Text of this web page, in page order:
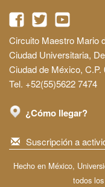
Circuito Maestro Mario
Ciudad Universitaria,
Ciudad de México, C.P.
Tel. +52(55)5622 7474
¿Cómo llegar?
Suscripción a
Hecho en México,
todos